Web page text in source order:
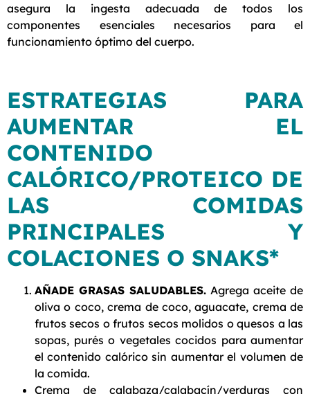
asegura la ingesta adecuada de todos los
componentes esenciales necesarios para el
funcionamiento óptimo del cuerpo.
ESTRATEGIAS PARA
AUMENTAR EL
CONTENIDO
CALÓRICO/PROTEICO DE
LAS COMIDAS
PRINCIPALES Y
COLACIONES O SNAKS*
AÑADE GRASAS SALUDABLES.Agrega aceite de
oliva o coco, crema de coco, aguacate, crema de
frutos secos o frutos secos molidos o quesos a las
sopas, purés o vegetales cocidos para aumentar
el contenido calórico sin aumentar el volumen de
la comida.
Crema de calabaza/calabacín/verduras con